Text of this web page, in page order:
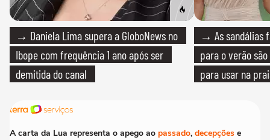
→ Daniela Lima supera a GloboNews no
Ibope com frequência 1 ano após ser
demitida do canal
→ As sandálias
para o verão
para usar na
A carta da Lua representa o apego ao passado, decepções e